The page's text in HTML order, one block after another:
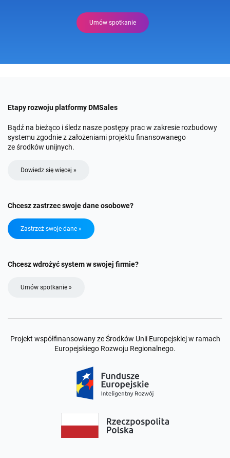
Umów spotkanie
Etapy rozwoju platformy DMSales
Bądź na bieżąco i śledz nasze postępy prac w zakresie rozbudowy
systemu zgodnie z założeniami projektu finansowanego
ze środków unijnych.
Dowiedz się więcej »
Chcesz zastrzec swoje dane osobowe?
Zastrzeż swoje dane »
Chcesz wdrożyć system w swojej firmie?
Umów spotkanie »
Projekt współfinansowany ze Środków Unii Europejskiej w ramach
Europejskiego Rozwoju Regionalnego.